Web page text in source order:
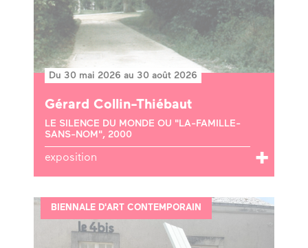
Du 30 mai 2026 au 30 août 2026
Gérard Collin-Thiébaut
LE SILENCE DU MONDE OU "LA-FAMILLE-
SANS-NOM", 2000
exposition
BIENNALE D'ART CONTEMPORAIN